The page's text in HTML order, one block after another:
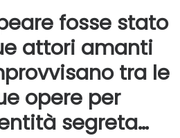
fosse stato
attori amanti
tra le
opere per
segreta…